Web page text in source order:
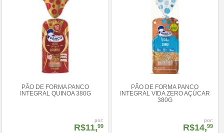
PÃO DE FORMA PANCO
INTEGRAL QUINOA 380G
por:
R$11,99
PÃO DE FORMA PANCO
INTEGRAL VIDA ZERO AÇÚCAR
380G
por:
R$14,99